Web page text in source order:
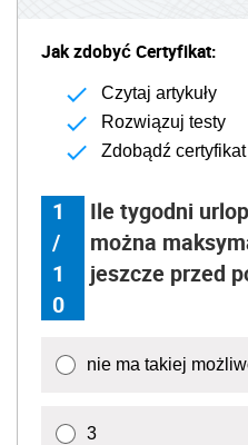
Jak zdobyć Certyfikat:
Czytaj artykuły
Rozwiązuj testy
Zdobądź certyfikat
1
/
1
0
Ile tygodni
można
jeszcze przed
nie ma takiej
3